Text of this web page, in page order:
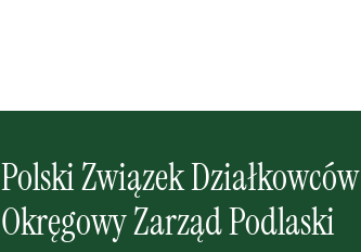
Polski Związek Działkowców
Okręgowy Zarząd Podlaski